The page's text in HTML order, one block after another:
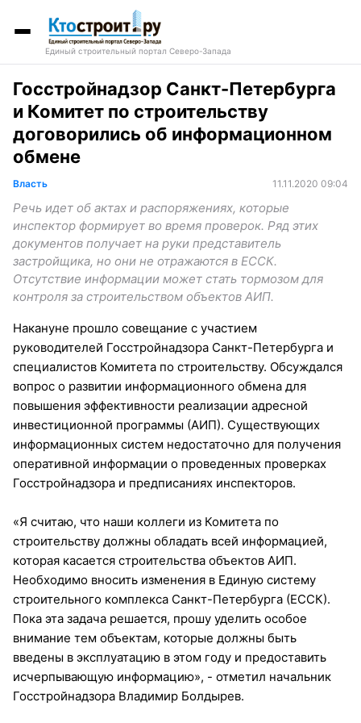
Единый строительный портал Северо-Запада
Госстройнадзор Санкт-Петербурга
и Комитет по строительству
договорились об информационном
обмене
Власть 11.11.2020 09:04
Речь идет об актах и распоряжениях, которые
инспектор формирует во время проверок. Ряд этих
документов получает на руки представитель
застройщика, но они не отражаются в ЕССК.
Отсутствие информации может стать тормозом для
контроля за строительством объектов АИП.
Накануне прошло совещание с участием
руководителей Госстройнадзора Санкт-Петербурга и
специалистов Комитета по строительству. Обсуждался
вопрос о развитии информационного обмена для
повышения эффективности реализации адресной
инвестиционной программы (АИП). Существующих
информационных систем недостаточно для получения
оперативной информации о проведенных проверках
Госстройнадзора и предписаниях инспекторов.
«Я считаю, что наши коллеги из Комитета по
строительству должны обладать всей информацией,
которая касается строительства объектов АИП.
Необходимо вносить изменения в Единую систему
строительного комплекса Санкт-Петербурга (ЕССК).
Пока эта задача решается, прошу уделить особое
внимание тем объектам, которые должны быть
введены в эксплуатацию в этом году и предоставить
исчерпывающую информацию», - отметил начальник
Госстройнадзора Владимир Болдырев.